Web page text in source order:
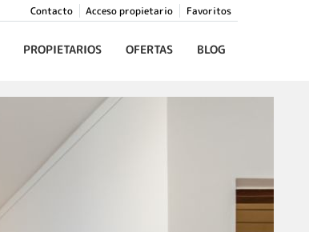
Favoritos
Acceso propietario
Contacto
PROPIETARIOS OFERTAS BLOG